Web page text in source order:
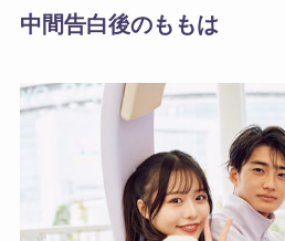
中間告白後のももは